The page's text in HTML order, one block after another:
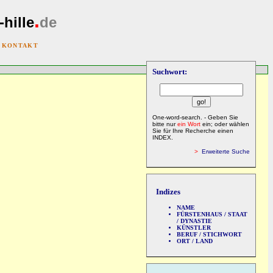
hille.de
KONTAKT
Suchwort:
One-word-search. - Geben Sie
bitte nurein Wort ein; oder wählen
Sie für Ihre Recherche einen
INDEX.
> Erweiterte Suche
Indizes
NAME
FÜRSTENHAUS / STAAT
/ DYNASTIE
KÜNSTLER
BERUF / STICHWORT
ORT / LAND